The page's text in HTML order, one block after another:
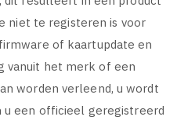
niet te registeren is voor
of kaartupdate en
vanuit het merk of een
worden verleend, u wordt
u een officieel geregistreerd